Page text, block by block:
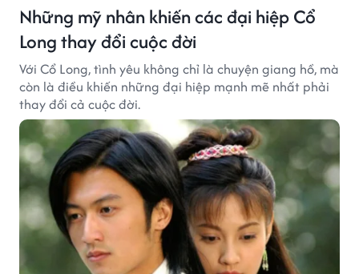
Những mỹ nhân khiến các đại hiệp Cổ
Long thay đổi cuộc đời
Với Cổ Long, tình yêu không chỉ là chuyện giang hồ, mà
còn là điều khiến những đại hiệp mạnh mẽ nhất phải
thay đổi cả cuộc đời.